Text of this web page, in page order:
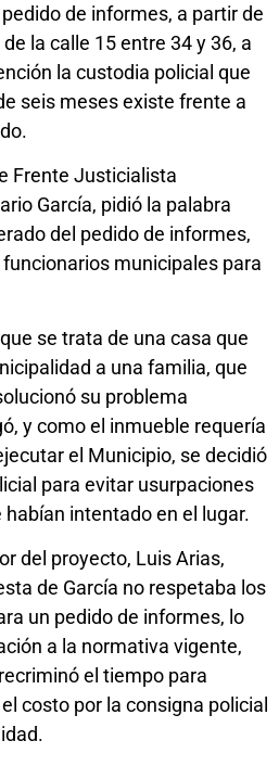
de informes, a partir de
la calle 15 entre 34 y 36, a
la custodia policial que
seis meses existe frente a
Frente Justicialista
García, pidió la palabra
del pedido de informes,
municipales para
se trata de una casa que
a una familia, que
su problema
y como el inmueble requería
el Municipio, se decidió
para evitar usurpaciones
intentado en el lugar.
del proyecto, Luis Arias,
de García no respetaba los
un pedido de informes, lo
a la normativa vigente,
el tiempo para
costo por la consigna policial